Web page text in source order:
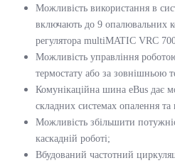
Можливість використання в
включають до 9 опалювальних
регулятора multiMATIC VRC
Можливість управління
термостату або за зовнішньою
Комунікаційна шина eBus дає
складних системах опалення та
Можливість збільшити
каскадній роботі;
Вбудований частотний